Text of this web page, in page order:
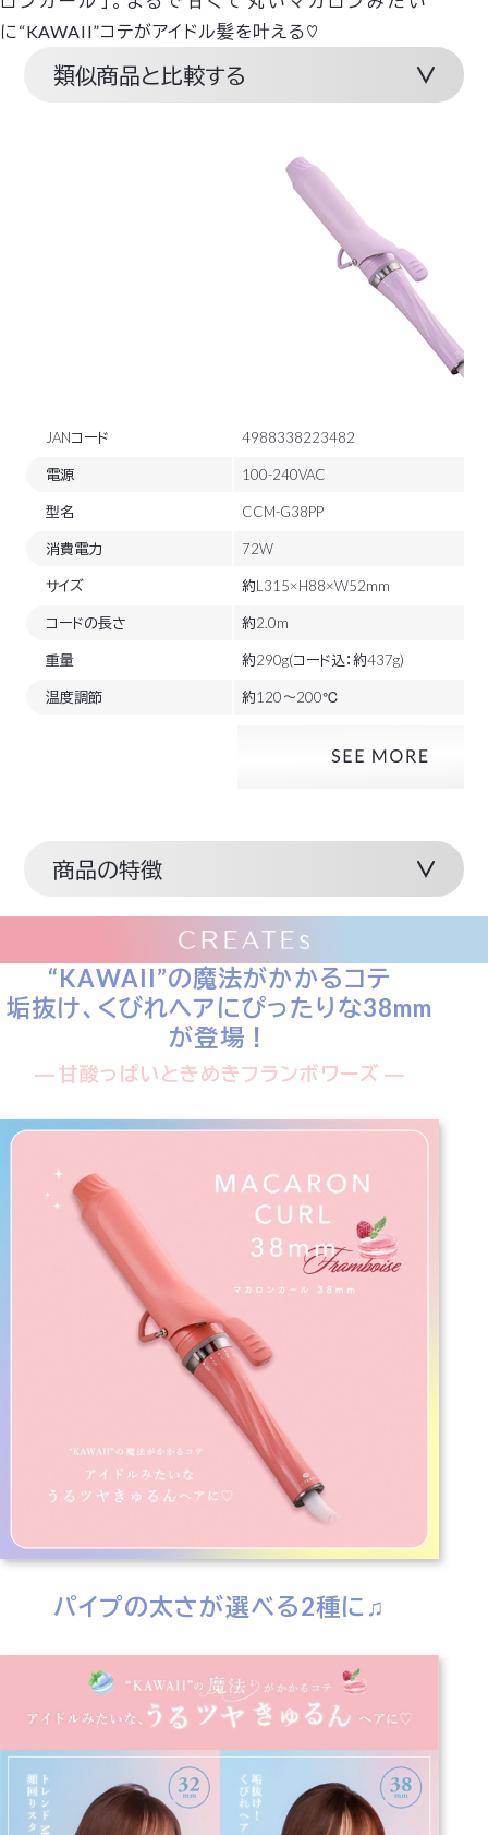
に“KAWAII”コテがアイドル髪を叶える♡
類似商品と比較する
JANコード 4988338223482
電源 100-240VAC
型名 CCM-G38PP
消費電力 72W
サイズ 約L315×H88×W52mm
コードの長さ 約2.0m
重量 約290g(コード込：約437g)
温度調節 約120～200℃
商品の特徴
“KAWAII”の魔法がかかるコテ
垢抜け、くびれヘアにぴったりな38mm
が登場！
― 甘酸っぱいときめきフランボワーズ ―
パイプの太さが選べる2種に♫